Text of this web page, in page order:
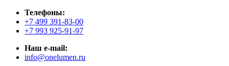
Телефоны:
+7 499 391-83-00
+7 993 925-91-97
Наш e-mail:
info@onelumen.ru